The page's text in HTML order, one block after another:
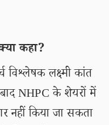
कहा?
विश्लेषक लक्ष्मी कांत
NHPC के शेयरों में
नहीं किया जा सकता